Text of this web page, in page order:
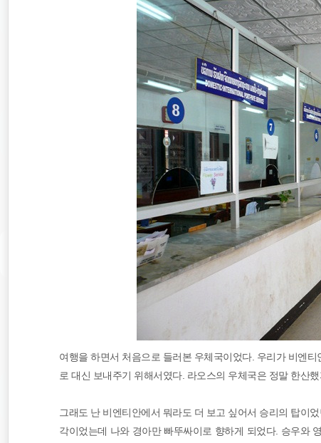
여행을 하면서 처음으로 들러본 우체국이었다. 우리가 비엔
로 대신 보내주기 위해서였다. 라오스의 우체국은 정말 한산
그래도 난 비엔티안에서 뭐라도 더 보고 싶어서 승리의 탑이
각이었는데 나와 경아만 빠뚜싸이로 향하게 되었다. 승우와